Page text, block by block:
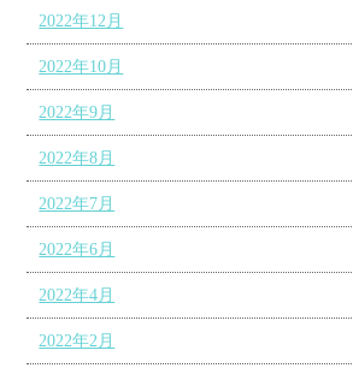
2022年12月
2022年10月
2022年9月
2022年8月
2022年7月
2022年6月
2022年4月
2022年2月